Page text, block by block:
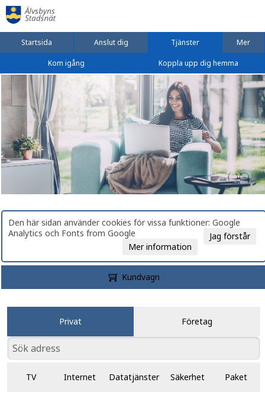
Startsida Anslut dig Tjänster Mer
Kom igång Koppla upp dig hemma
Den här sidan använder cookies för vissa funktioner: Google
Analytics och Fonts from Google
Jag förstår
Mer information
Kundvagn
Privat Företag
TV Internet Datatjänster Säkerhet Paket